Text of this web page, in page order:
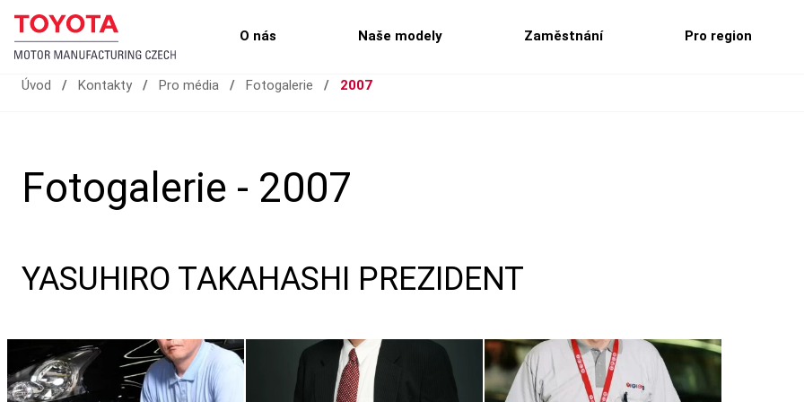
O nás Naše modely Zaměstnání Pro region
Úvod / Kontakty / Pro média / Fotogalerie / 2007
Fotogalerie - 2007
YASUHIRO TAKAHASHI PREZIDENT